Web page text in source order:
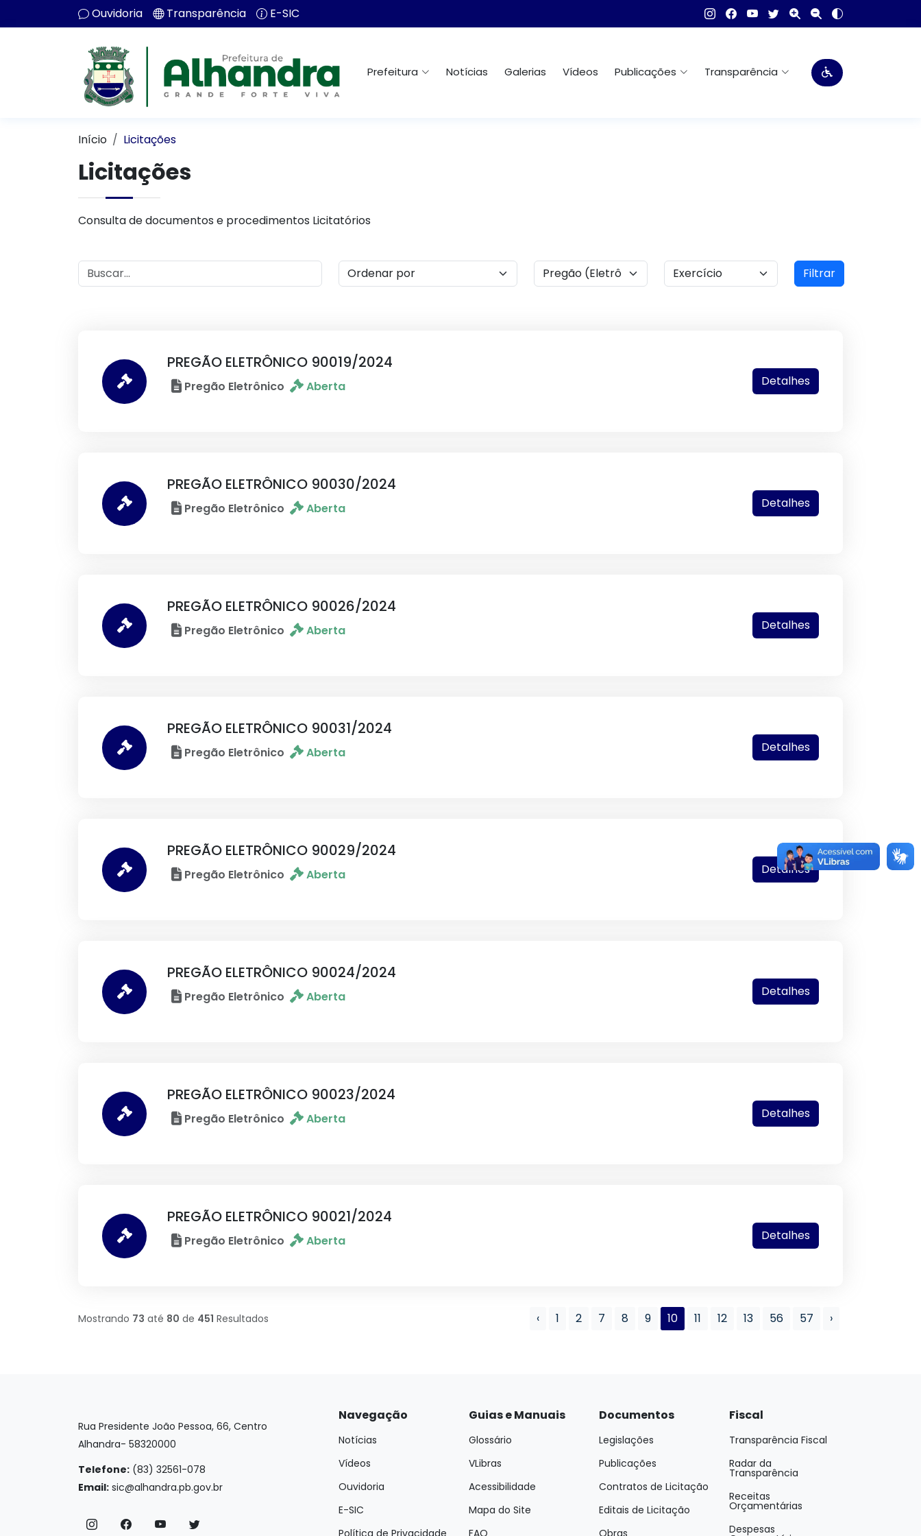
Ouvidoria Transparência E-SIC
Prefeitura Notícias Galerias Vídeos Publicações Transparência
Início Licitações
Licitações
Consulta de documentos e procedimentos Licitatórios
Filtrar
PREGÃO ELETRÔNICO 90019/2024
Pregão Eletrônico Aberta Detalhes
PREGÃO ELETRÔNICO 90030/2024
Pregão Eletrônico Aberta Detalhes
PREGÃO ELETRÔNICO 90026/2024
Pregão Eletrônico Aberta Detalhes
PREGÃO ELETRÔNICO 90031/2024
Pregão Eletrônico Aberta Detalhes
PREGÃO ELETRÔNICO 90029/2024
Pregão Eletrônico Aberta Detalhes
PREGÃO ELETRÔNICO 90024/2024
Pregão Eletrônico Aberta Detalhes
PREGÃO ELETRÔNICO 90023/2024
Pregão Eletrônico Aberta Detalhes
PREGÃO ELETRÔNICO 90021/2024
Pregão Eletrônico Aberta Detalhes
Mostrando 73 até 80 de 451 Resultados ‹ 1 2 7 8 9 10 11 12 13 56 57 ›
Rua Presidente João Pessoa, 66, Centro
Alhandra- 58320000
Telefone: (83) 32561-078
Email: sic@alhandra.pb.gov.br
Navegação
Notícias
Vídeos
Ouvidoria
E-SIC
Política de Privacidade
Guias e Manuais
Glossário
VLibras
Acessibilidade
Mapa do Site
FAQ
Documentos
Legislações
Publicações
Contratos de Licitação
Editais de Licitação
Obras
Fiscal
Transparência Fiscal
Radar da
Transparência
Receitas
Orçamentárias
Despesas